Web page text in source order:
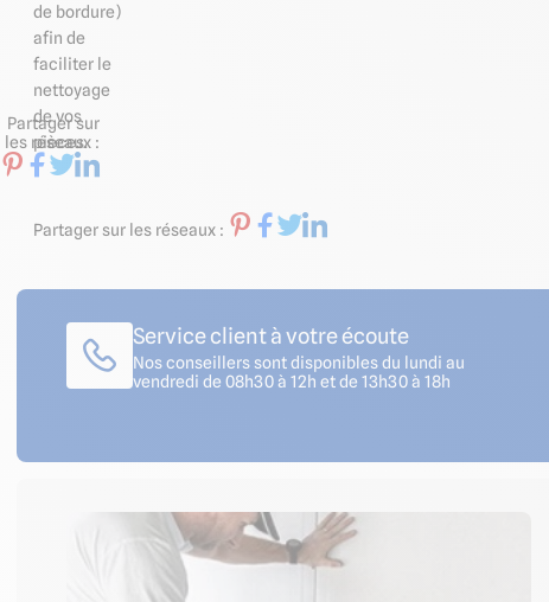
Partager sur
les réseaux :
de bordure)
afin de
faciliter le
nettoyage
de vos
pièces.
Partager sur les réseaux :
Service client à votre écoute
Nos conseillers sont disponibles du lundi au
vendredi de 08h30 à 12h et de 13h30 à 18h